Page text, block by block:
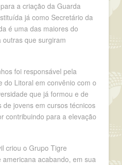
a criação da Guarda
já como Secretário da
é uma das maiores do
outras que surgiram
foi responsável pela
do Litoral em convênio com o
que já formou e de
jovens em cursos técnicos
contribuindo para a elevação
criou o Grupo Tigre
americana acabando, em sua